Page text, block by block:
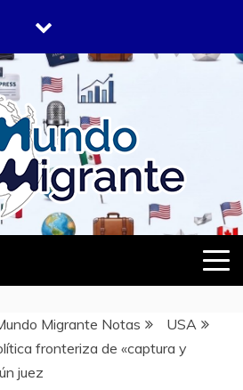
SOMOS MIGRANTES
Migrante Notas
USA
fronteriza de «captura y
juez